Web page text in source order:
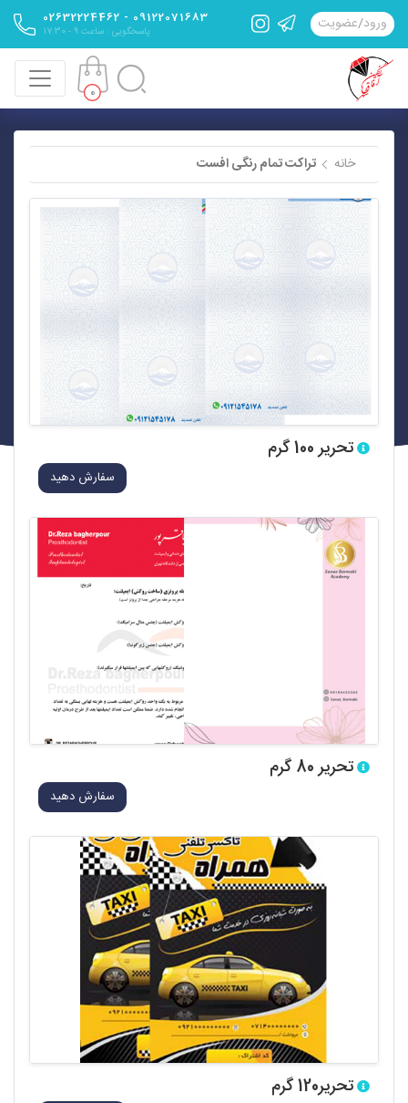
ورود/عضویت 09122071683 - 02632224462
پاسخگویی : ساعت 9 - 17:30
0
خانه تراکت تمام رنگی افست
تحریر 100 گرم
سفارش دهید
تحریر 80 گرم
سفارش دهید
تحریر120 گرم